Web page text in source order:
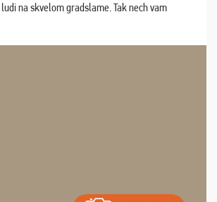
na skvelom gradslame. Tak nech vam
rok. Prajem vam este veľa ta ...